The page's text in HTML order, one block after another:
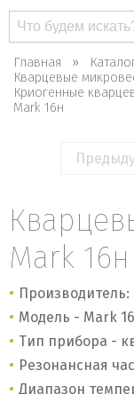
Поиск
каталогу
Главная
Кварцевые
Криогенные
Mark 16н
Mark 16н
Производитель:
Модель - Mark
Тип прибора -
Резонансная
Диапазон